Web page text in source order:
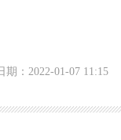
期：2022-01-07 11:15